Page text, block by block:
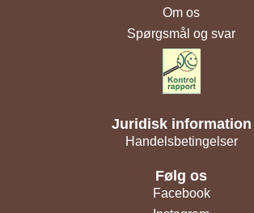
Om os
Spørgsmål og svar
Juridisk information
Handelsbetingelser
Følg os
Facebook